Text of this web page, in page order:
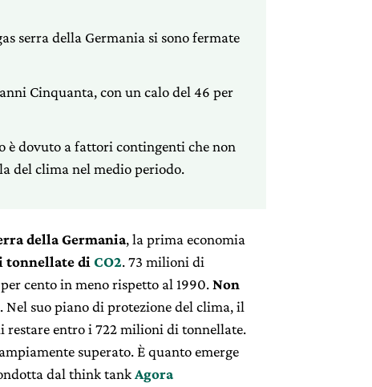
serra della Germania si sono fermate
Cinquanta, con un calo del 46 per
è dovuto a fattori contingenti che non
del clima nel medio periodo.
della Germania, la prima economia
tonnellate di CO2. 73 milioni di
cento in meno rispetto al 1990.Non
. Nel suo piano di protezione del clima, il
restare entro i 722 milioni di tonnellate.
superato. È quanto emerge
dal think tankAgora